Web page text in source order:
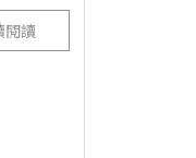
閱讀